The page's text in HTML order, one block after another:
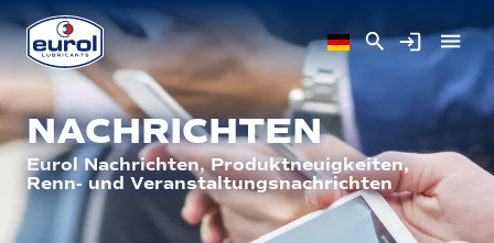
NACHRICHTEN
Eurol Nachrichten, Produktneuigkeiten,
Renn- und Veranstaltungsnachrichten